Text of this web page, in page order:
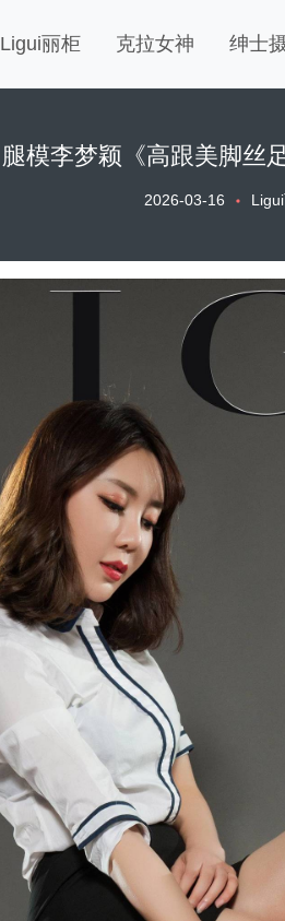
Ligui丽柜 克拉女神 绅士
腿模李梦颖《高跟美脚丝
2026-03-16